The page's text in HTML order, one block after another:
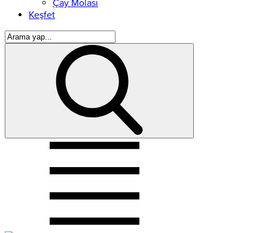
Çay Molası
Keşfet